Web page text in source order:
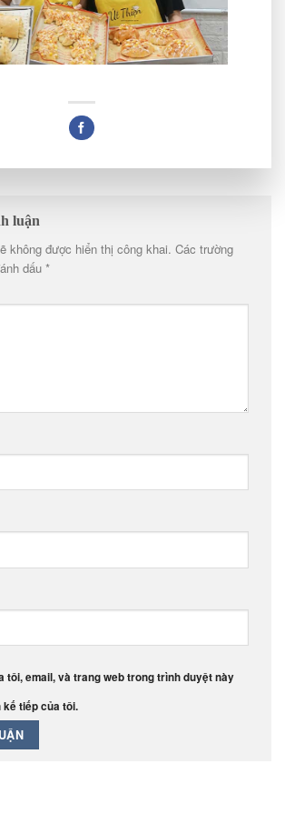
luận
không được hiển thị công khai. Các trường
dấu *
tôi, email, và trang web trong trình duyệt này
kế tiếp của tôi.